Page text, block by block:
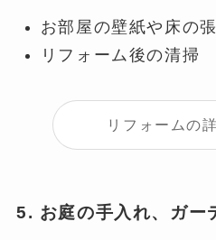
お部屋の壁紙や床の
リフォーム後の清掃
リフォームの
5. お庭の手入れ、ガー